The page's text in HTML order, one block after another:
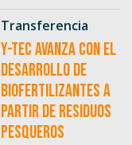
Transferencia
Y-TEC avanza con el
desarrollo de
biofertilizantes a
partir de residuos
pesqueros